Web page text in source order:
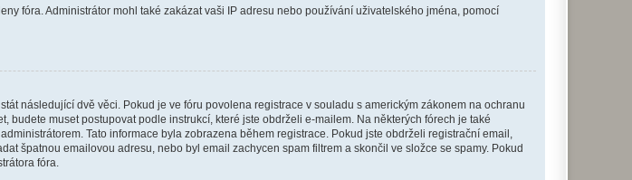
fóra. Administrátor mohl také zakázat vaši IP adresu nebo používání uživatelského jména, pomocí
následující dvě věci. Pokud je ve fóru povolena registrace v souladu s americkým zákonem na ochranu
muset postupovat podle instrukcí, které jste obdrželi e-mailem. Na některých fórech je také
Tato informace byla zobrazena během registrace. Pokud jste obdrželi registrační email,
špatnou emailovou adresu, nebo byl email zachycen spam filtrem a skončil ve složce se spamy. Pokud
fóra.